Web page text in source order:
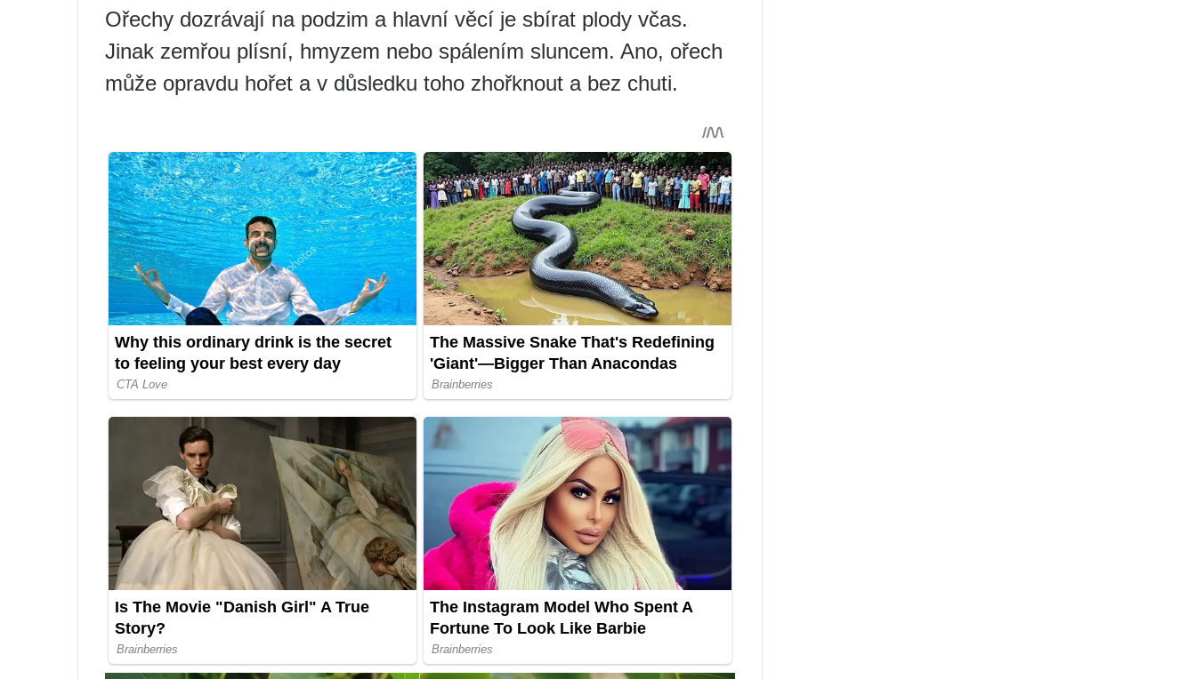
Ořechy dozrávají na podzim a hlavní věcí je sbírat plody včas.
Jinak zemřou plísní, hmyzem nebo spálením sluncem. Ano, ořech
může opravdu hořet a v důsledku toho zhořknout a bez chuti.